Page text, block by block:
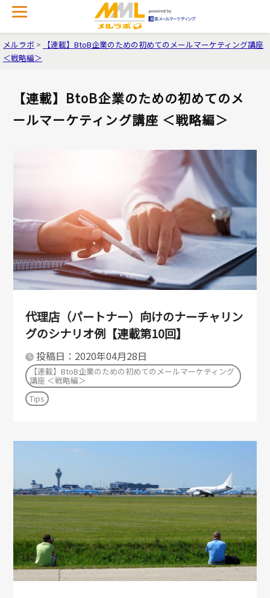
メルラボ >
【連載】BtoB企業のための初めてのメールマーケティング講座
＜戦略編＞
【連載】BtoB企業のための初めてのメ
ールマーケティング講座 ＜戦略編＞
代理店（パートナー）向けのナーチャリン
グのシナリオ例【連載第10回】
投稿日：2020年04月28日
【連載】BtoB企業のための初めてのメールマーケティング
講座 ＜戦略編＞
Tips